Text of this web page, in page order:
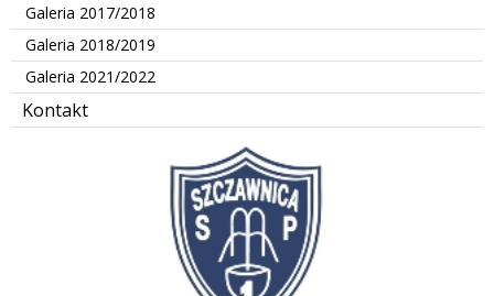
Galeria 2017/2018
Galeria 2018/2019
Galeria 2021/2022
Kontakt